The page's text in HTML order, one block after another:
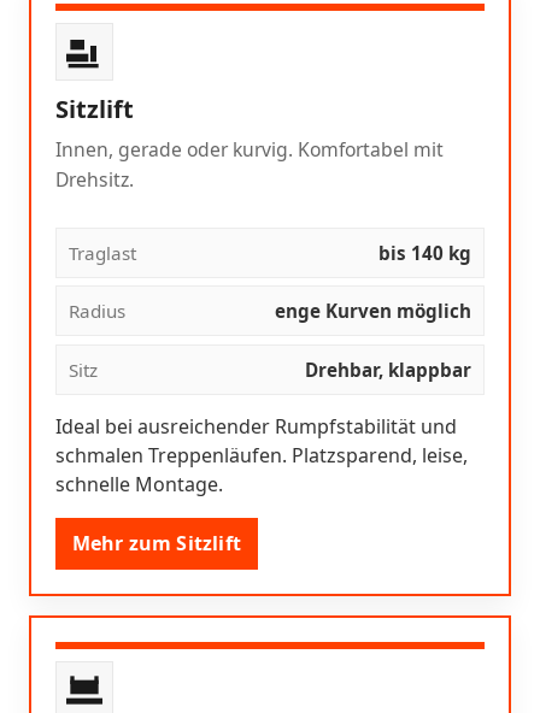
Sitzlift
Innen, gerade oder kurvig. Komfortabel mit
Drehsitz.
Traglast bis 140 kg
Radius enge Kurven möglich
Sitz Drehbar, klappbar
Ideal bei ausreichender Rumpfstabilität und
schmalen Treppenläufen. Platzsparend, leise,
schnelle Montage.
Mehr zum Sitzlift